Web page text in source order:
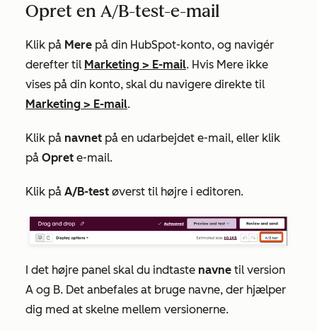
Opret en A/B-test-e-mail
Klik på Mere på din HubSpot-konto, og navigér
derefter til Marketing > E-mail. Hvis Mere ikke
vises på din konto, skal du navigere direkte til
Marketing > E-mail.
Klik på navnet på en udarbejdet e-mail, eller klik
på Opret e-mail.
Klik på A/B-test øverst til højre i editoren.
I det højre panel skal du indtaste navne til version
A og B. Det anbefales at bruge navne, der hjælper
dig med at skelne mellem versionerne.